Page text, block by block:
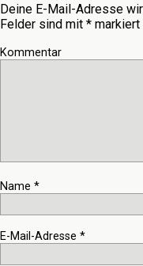
Deine E-Mail-Adresse
Felder sind mit * markiert
Kommentar
Name *
E-Mail-Adresse *